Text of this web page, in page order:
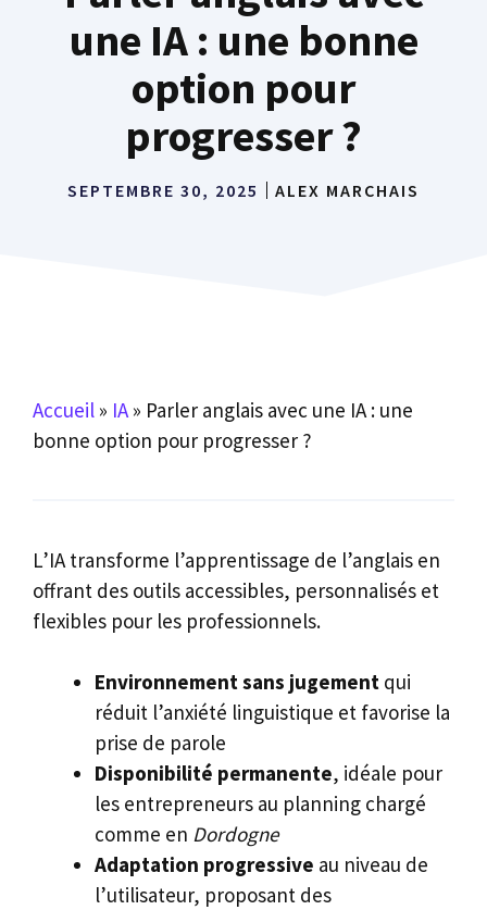
une IA : une bonne
option pour
progresser ?
SEPTEMBRE 30, 2025 ALEX MARCHAIS
Accueil » IA » Parler anglais avec une IA : une
bonne option pour progresser ?
L’IA transforme l’apprentissage de l’anglais en
offrant des outils accessibles, personnalisés et
flexibles pour les professionnels.
Environnement sans jugement qui
réduit l’anxiété linguistique et favorise la
prise de parole
Disponibilité permanente, idéale pour
les entrepreneurs au planning chargé
comme en Dordogne
Adaptation progressive au niveau de
l’utilisateur, proposant des